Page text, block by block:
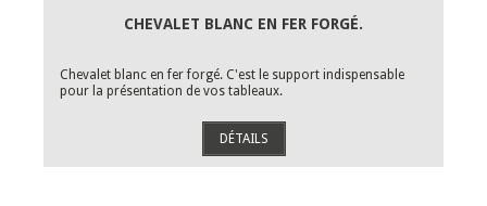
CHEVALET BLANC EN FER FORGÉ.
Chevalet blanc en fer forgé. C'est le support indispensable
pour la présentation de vos tableaux.
DÉTAILS